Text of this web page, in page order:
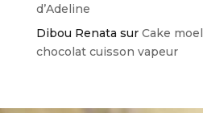
d’Adeline
Dibou Renata sur Cake
chocolat cuisson vapeur